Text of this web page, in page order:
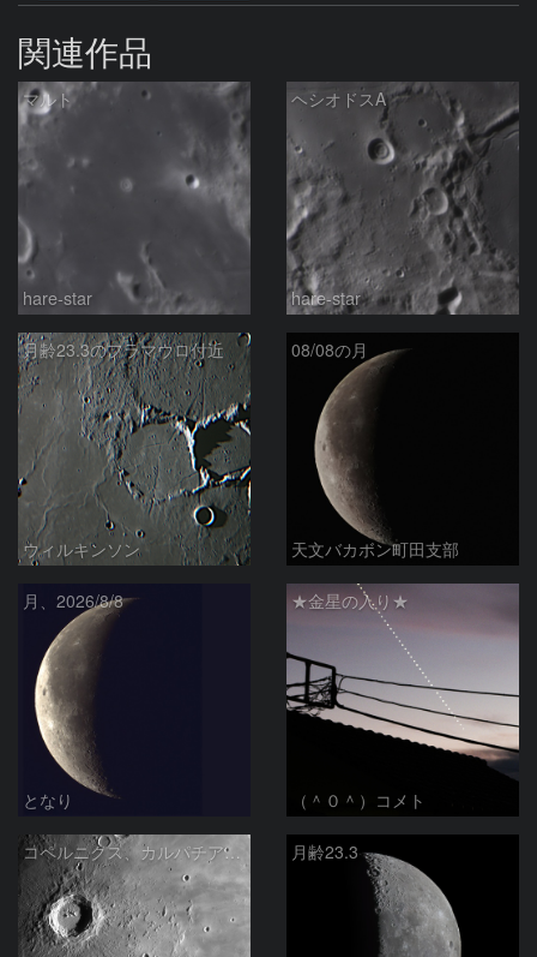
関連作品
マルト
hare-star
ヘシオドスA
hare-star
月齢23.3のフラマウロ付近
ウィルキンソン
08/08の月
天文バカボン町田支部
月、2026/8/8
となり
★金星の入り★
（＾０＾）コメト
コペルニクス、カルパチア山脈付近 月齢23.3